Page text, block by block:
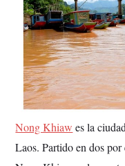
Nong Khiaw es la
Laos. Partido en dos